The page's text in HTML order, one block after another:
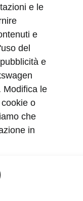
di supportare
è possibile
e le
e
del
e
Modifica le
o
che
in